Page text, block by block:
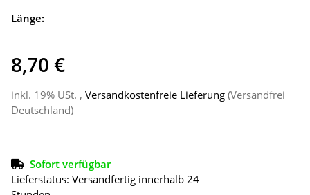
Länge:
8,70 €
inkl. 19% USt. , Versandkostenfreie Lieferung (Versandfrei
Deutschland)
Sofort verfügbar
Lieferstatus: Versandfertig innerhalb 24